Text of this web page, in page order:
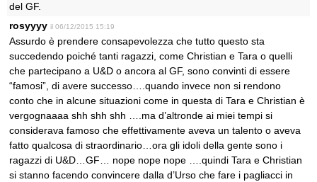
del GF.
rosyyyy il 06/12/2015 15:19
Assurdo è prendere consapevolezza che tutto questo sta
succedendo poiché tanti ragazzi, come Christian e Tara o quelli
che partecipano a U&D o ancora al GF, sono convinti di essere
“famosi”, di avere successo….quando invece non si rendono
conto che in alcune situazioni come in questa di Tara e Christian è
vergognaaaa shh shh shh ….ma d’altronde ai miei tempi si
considerava famoso che effettivamente aveva un talento o aveva
fatto qualcosa di straordinario…ora gli idoli della gente sono i
ragazzi di U&D…GF… nope nope nope ….quindi Tara e Christian
si stanno facendo convincere dalla d’Urso che fare i pagliacci in